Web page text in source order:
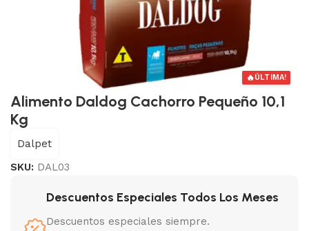
🔥ÚLTIMA!
Alimento Daldog Cachorro Pequeño 10,1
Kg
Dalpet
SKU: DAL03
Descuentos Especiales Todos Los Meses
Descuentos especiales siempre.